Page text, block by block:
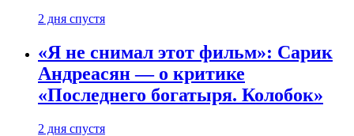
2 дня спустя
«Я не снимал этот фильм»: Сарик
Андреасян — о критике
«Последнего богатыря. Колобок»
2 дня спустя